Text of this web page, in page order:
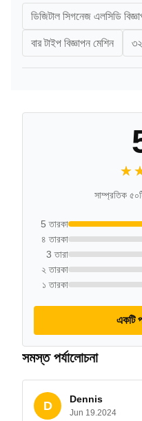
ডিজিটাল সিগনেজ এলসিডি
বার টাইপ বিজ্ঞাপন মেশিন ৩২
সাম্প্রতিক
5 তারকা
৪ তারকা
3 তারা
২ তারকা
১ তারকা
একটি
সমস্ত পর্যালোচনা
D Dennis
Jun 19.2024